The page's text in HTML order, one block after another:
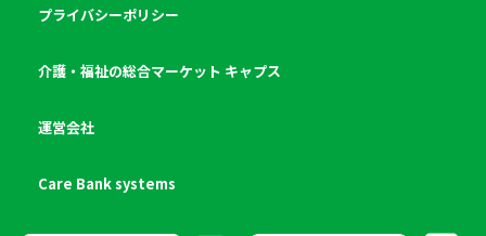
プライバシーポリシー
介護・福祉の総合マーケット キャプス
運営会社
Care Bank systems